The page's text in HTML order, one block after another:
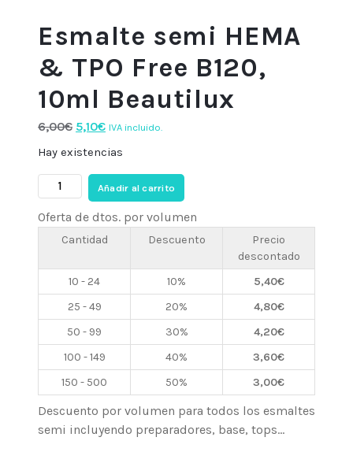
Esmalte semi HEMA
& TPO Free B120,
10ml Beautilux
6,00€ El
precio
6,00€.
5,10€El
precio
es:
5,10€.
IVA incluido.
Hay existencias
Esmalte
semi
HEMA
B120,
Beautilux
cantidad
Añadir al carrito
Oferta de dtos. por volumen
Cantidad Descuento
Precio
descontado
10 - 24
10% 5,40€
25 - 49
20% 4,80€
50 - 99
30% 4,20€
100 - 149
40% 3,60€
150 - 500
50% 3,00€
Descuento por volumen para todos los esmaltes
semi incluyendo preparadores, base, tops...